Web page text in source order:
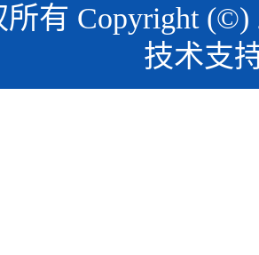
所有 Copyright
技术支